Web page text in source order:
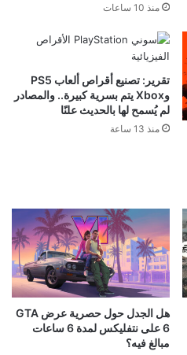
منذ 10 ساعات
تقرير: تصنيع أقراص ألعاب PS5
وXbox يتم بسرية كبيرة.. والمصادر
لم يُسمح لها بالحديث علنًا
منذ 13 ساعة
هل الجدل حول حصرية عرض GTA
6 على نتفليكس لمدة 6 ساعات
مبالغ فيه؟